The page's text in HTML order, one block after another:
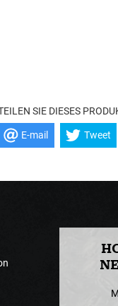
SIE DIESES
E-mail Tweet